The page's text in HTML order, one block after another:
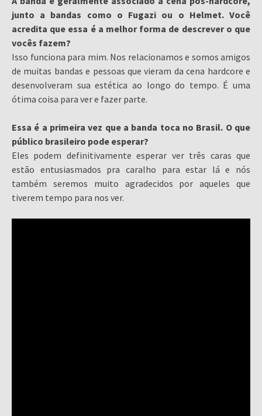
junto a bandas como o Fugazi ou o Helmet. Você
acredita que essa é a melhor forma de descrever o que
vocês fazem?
Isso funciona para mim. Nos relacionamos e somos amigos
de muitas bandas e pessoas que vieram da cena hardcore e
desenvolveram sua estética ao longo do tempo. É uma
ótima coisa para ver e fazer parte.
Essa é a primeira vez que a banda toca no Brasil. O que
público brasileiro pode esperar?
Eles podem definitivamente esperar ver três caras que
estão entusiasmados pra caralho para estar lá e nós
também seremos muito agradecidos por aqueles que
tiverem tempo para nos ver.